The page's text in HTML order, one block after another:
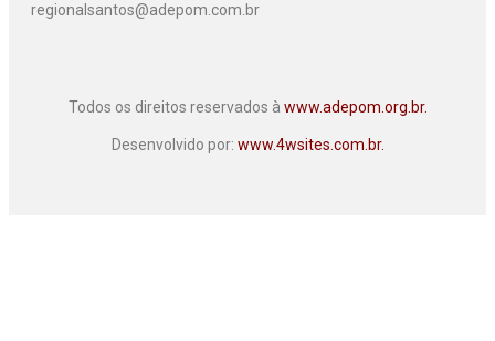
regionalsantos@adepom.com.br
Todos os direitos reservados à www.adepom.org.br.
Desenvolvido por: www.4wsites.com.br.